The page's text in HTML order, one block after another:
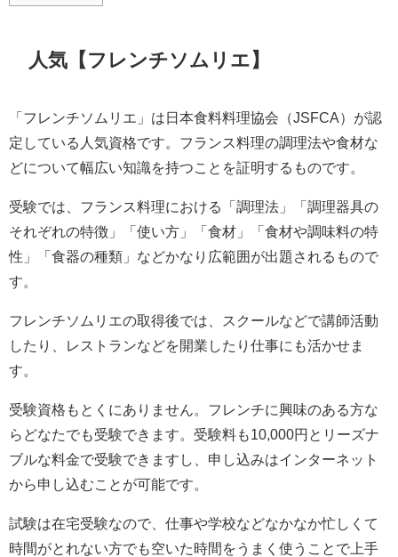
人気【フレンチソムリエ】
「フレンチソムリエ」は日本食料料理協会（JSFCA）が認
定している人気資格です。フランス料理の調理法や食材な
どについて幅広い知識を持つことを証明するものです。
受験では、フランス料理における「調理法」「調理器具の
それぞれの特徴」「使い方」「食材」「食材や調味料の特
性」「食器の種類」などかなり広範囲が出題されるもので
す。
フレンチソムリエの取得後では、スクールなどで講師活動
したり、レストランなどを開業したり仕事にも活かせま
す。
受験資格もとくにありません。フレンチに興味のある方な
らどなたでも受験できます。受験料も10,000円とリーズナ
ブルな料金で受験できますし、申し込みはインターネット
から申し込むことが可能です。
試験は在宅受験なので、仕事や学校などなかなか忙しくて
時間がとれない方でも空いた時間をうまく使うことで上手